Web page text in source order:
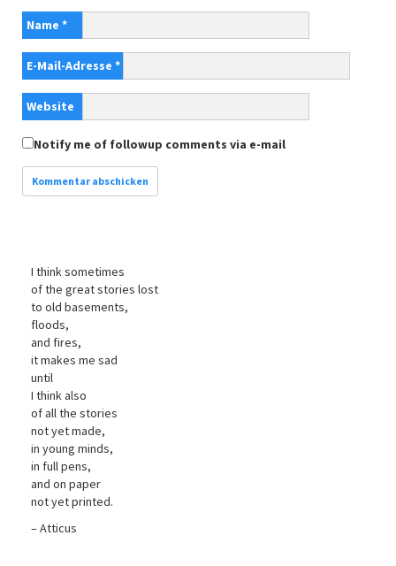
Name *
E-Mail-Adresse *
Website
Notify me of followup comments via e-mail
I think sometimes
of the great stories lost
to old basements,
floods,
and fires,
it makes me sad
until
I think also
of all the stories
not yet made,
in young minds,
in full pens,
and on paper
not yet printed.
– Atticus